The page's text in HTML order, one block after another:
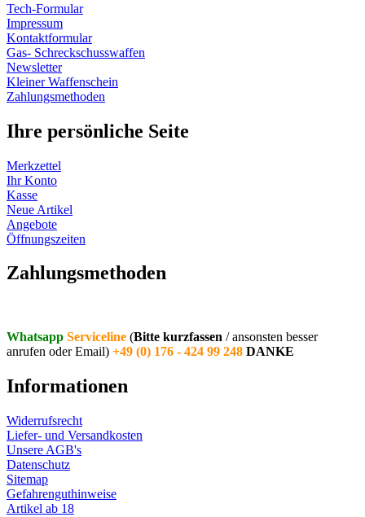
Tech-Formular
Impressum
Kontaktformular
Gas- Schreckschusswaffen
Newsletter
Kleiner Waffenschein
Zahlungsmethoden
Ihre persönliche Seite
Merkzettel
Ihr Konto
Kasse
Neue Artikel
Angebote
Öffnungszeiten
Zahlungsmethoden
Whatsapp Serviceline (Bitte kurzfassen / ansonsten besser
anrufen oder Email) +49 (0) 176 - 424 99 248 DANKE
Informationen
Widerrufsrecht
Liefer- und Versandkosten
Unsere AGB's
Datenschutz
Sitemap
Gefahrenguthinweise
Artikel ab 18